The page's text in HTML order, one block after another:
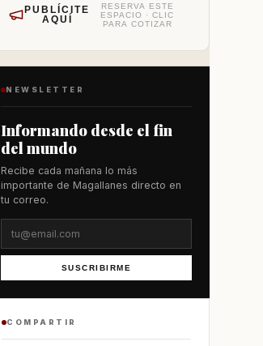
PUBLÍCITE
AQUÍ
RESERVA ESTE
ESPACIO · CLIC
PARA COTIZAR
NEWSLETTER
Informando desde el fin
del mundo
Recibe cada mañana lo más
importante de Magallanes directo en
tu correo.
SUSCRIBIRME
COMPARTIR